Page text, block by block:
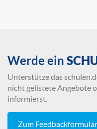
Werde ein
Unterstütze das
nicht gelistete Angebote
informierst.
Zum Feedbackformular